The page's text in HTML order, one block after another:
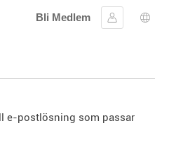
Bli Medlem
Logga in
e-postlösning som passar